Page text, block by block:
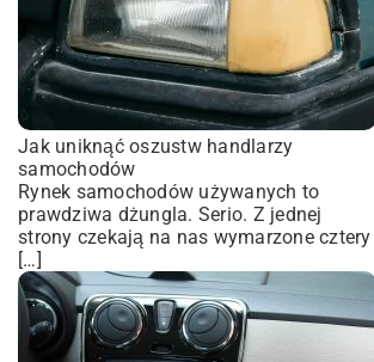
Jak uniknąć oszustw handlarzy
samochodów
Rynek samochodów używanych to
prawdziwa dżungla. Serio. Z jednej
strony czekają na nas wymarzone cztery
[…]